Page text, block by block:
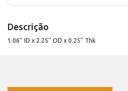
Descrição
1.06'' ID x 2.25'' OD x 0.25'' Thk